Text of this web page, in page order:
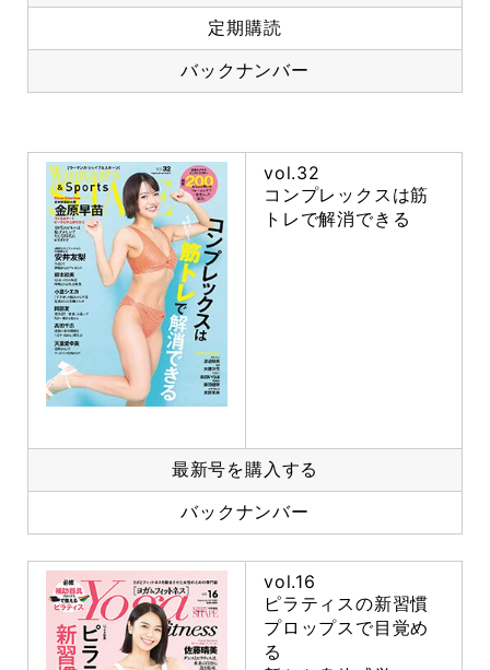
定期購読
バックナンバー
vol.32
コンプレックスは筋
トレで解消できる
最新号を購入する
バックナンバー
vol.16
ピラティスの新習慣
プロップスで目覚め
る